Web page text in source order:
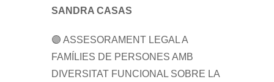
SANDRA CASAS
🟣 ASSESORAMENT LEGAL A
FAMÍLIES DE PERSONES AMB
DIVERSITAT FUNCIONAL SOBRE LA